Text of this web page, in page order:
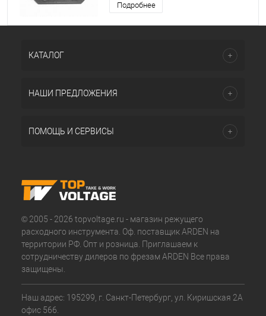
Подробнее
КАТАЛОГ
НАШИ ПРЕДЛОЖЕНИЯ
ПОМОЩЬ И СЕРВИСЫ
© 2005 - 2026 topvoltage.ru - магазин режущего
расходного инструмента. Оф. поставщик ARDEN на
территории РФ. Опт и розница. Приглашаем к
сотрудничеству дилеров по фрезам ARDEN Все права
защищены.
Наш адрес: 195299, г. Санкт-Петербург, ул. Киришская 2А
офис 566.